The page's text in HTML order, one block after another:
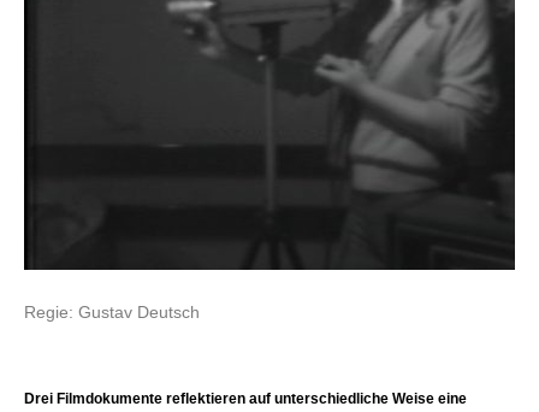
Regie: Gustav Deutsch
Drei Filmdokumente reflektieren auf unterschiedliche Weise eine